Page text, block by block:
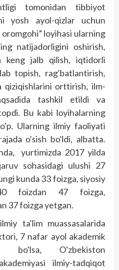
tomonidan tibbiyot
yosh ayol-qizlar uchun
loyihasi ularning
natijadorligini oshirish,
keng jalb qilish, iqtidorli
topish, rag'batlantirish,
qiziqishlarini orttirish, ilm-
tashkil etildi va
Bu kabi loyihalarning
Ularning ilmiy faoliyati
o'sish bo'ldi, albatta.
yurtimizda 2017 yilda
sohasidagi ulushi 27
kunda 33 foizga, siyosiy
foizdan 47 foizga,
37 foizga yetgan.
ta'lim muassasalarida
7 nafar ayol akademik
bo'lsa, O'zbekiston
ilmiy-tadqiqot